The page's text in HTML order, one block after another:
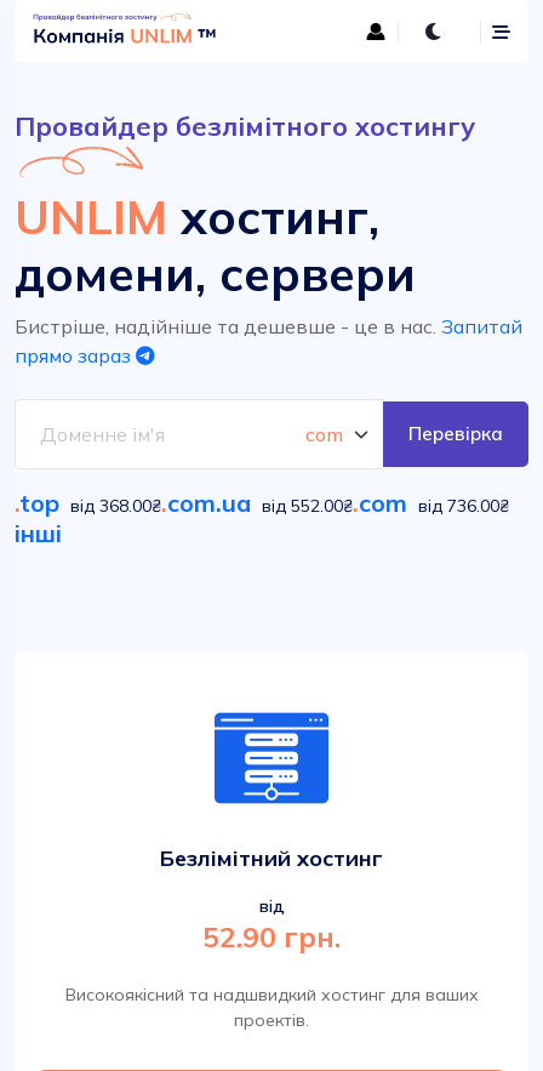
Провайдер безлімітного хостингу
UNLIM хостинг,
домени, сервери
Бистріше, надійніше та дешевше - це в нас. Запитай
прямо зараз
Перевірка
.top від 368.00₴.com.ua від 552.00₴.com від 736.00₴
інші
Безлімітний хостинг
від
52.90 грн.
Високоякісний та надшвидкий хостинг для ваших
проектів.